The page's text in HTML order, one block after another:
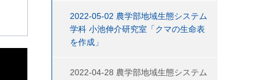
2022-05-02 農学部地域生態システム
学科 小池伸介研究室「クマの生命表
を作成」
2022-04-28 農学部地域生態システム